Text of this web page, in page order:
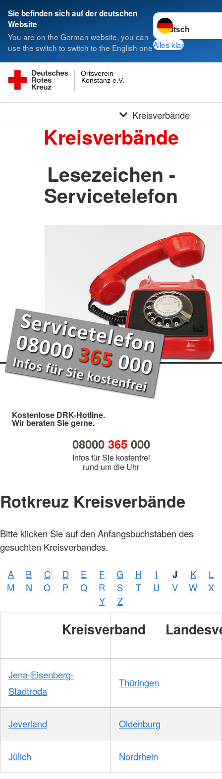
Sie befinden sich auf der deutschen
Website
You are on the German website, you can
use the switch to switch to the English one
Sprache wechseln
Alles klar
Konstanz e.V.
Ortsverein
Kreisverbände
Kreisverbände
Lesezeichen -
Servicetelefon
Kostenlose DRK-Hotline.
Wir beraten Sie gerne.
08000 365000
Infos für Sie kostenfrei
rund um die Uhr
Rotkreuz Kreisverbände
Bitte klicken Sie auf den Anfangsbuchstaben des
gesuchten Kreisverbandes.
A B C D E F G H I J K
L
M
N O P Q R S T U V W
X
Y
Z
Kreisverband
Jena-Eisenberg-
Stadtroda
Thüringen
Jeverland Oldenburg
Jülich Nordrhein